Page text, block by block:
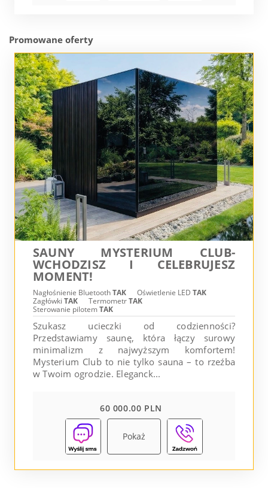
Promowane oferty
SAUNY MYSTERIUM CLUB-
WCHODZISZ I CELEBRUJESZ
MOMENT!
Nagłośnienie BluetoothTAK Oświetlenie LED TAK
Zagłówki TAK TermometrTAK
Sterowanie pilotemTAK
Szukasz ucieczki od codzienności?
Przedstawiamy saunę, która łączy surowy
minimalizm z najwyższym komfortem!
Mysterium Club to nie tylko sauna – to rzeźba
w Twoim ogrodzie. Eleganck...
60 000.00 PLN
Pokaż